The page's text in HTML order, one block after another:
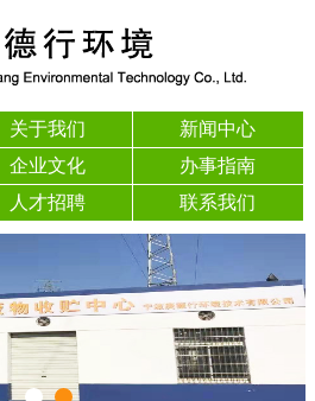
关于我们
新闻中心
企业文化
办事指南
人才招聘 联系我们